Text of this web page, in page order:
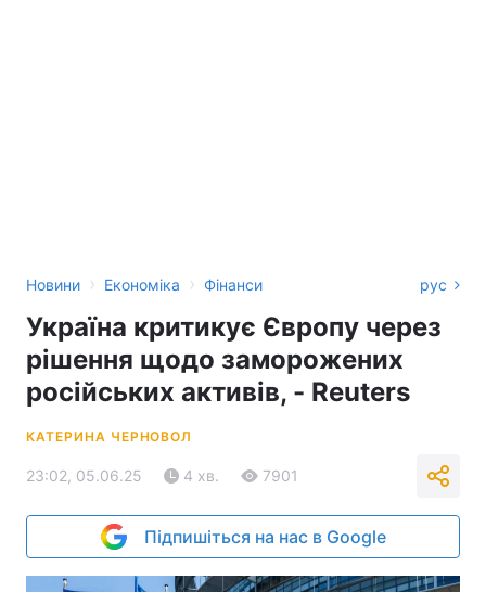
Новини › Економіка › Фінанси рус
Україна критикує Європу через
рішення щодо заморожених
російських активів, - Reuters
КАТЕРИНА ЧЕРНОВОЛ
23:02, 05.06.25 4 хв. 7901
Підпишіться на нас в Google